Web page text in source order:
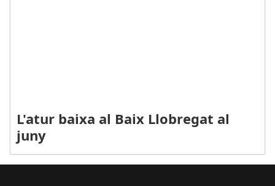
L'atur baixa al Baix Llobregat al
juny